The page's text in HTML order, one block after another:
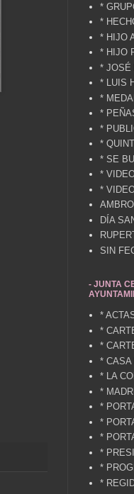
*
*
* HIJO
* HIJO
* JOSÉ
* LUIS
*
*
*
*
* SE
*
*
DÍA
SIN
- JUNTA
*
*
*
* CASA
* LA
*
*
*
*
*
*
*